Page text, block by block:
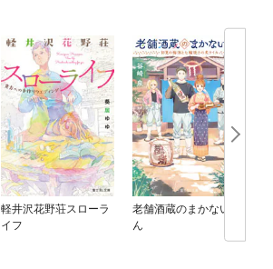
軽井沢花野荘スローラ
イフ
老舗酒蔵のまかないさ
ん